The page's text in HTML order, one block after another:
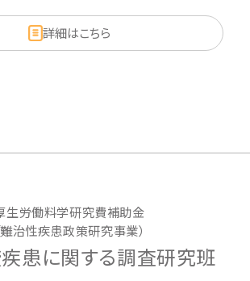
詳細はこちら
生労働料学研究費補助金
難治性疾患政策研究事業）
患に関する調査研究班